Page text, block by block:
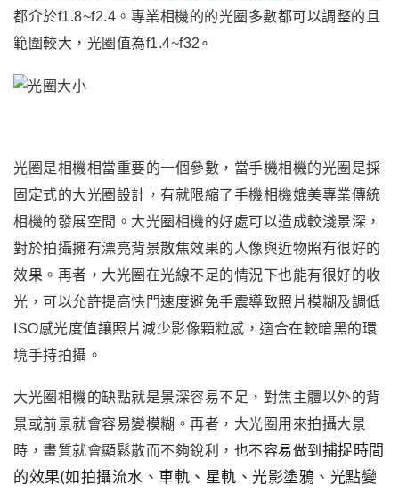
都介於f1.8~f2.4。專業相機的的光圈多數都可以調整的且
範圍較大 ，光圈值為f1.4~f32∘
光圈是相機相當重要的一個參數 ， 當手機相機的光圈是採
固定式的大光圈設計 ， 有就限縮了手機相機媲美專業傳統
相機的發展空間。 大光圈相機的好處可以造成較淺景深，
對於拍攝擁有漂亮背景散焦效果的人像與近物照有很好的
效果 。再者 ， 大光圈在光線不足的情況下也能有很好的收
光 ， 可以允許提高快門速度避免手震導致照片模糊及調低
ISO感光度值讓照片減少影像顆粒感 ， 適合在較暗黑的環
境手持拍攝 。
大光圈相機的缺點就是景深容易不足， 對焦主體以外的背
景或前景就會容易變模糊 。再者 ， 大光圈用來拍攝大景
時，畫質就會顯鬆散而不夠銳利
， 也不容易做到 捕捉時間
的效果(如 拍攝流水、車軌、星軌、光影塗鴉 、光點變